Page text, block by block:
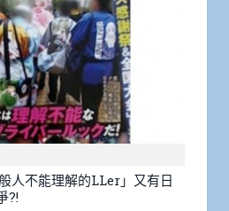
人不能理解的LLer」又有日
?!